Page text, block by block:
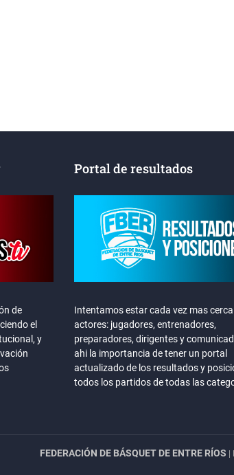
de
el
y
Portal de resultados
Intentamos estar cada vez mas
actores: jugadores, entrenadores,
preparadores, dirigentes y
ahi la importancia de tener un portal
actualizado de los resultados y
todos los partidos de todas las
FEDERACIÓN DE BÁSQUET DE ENTRE RÍOS